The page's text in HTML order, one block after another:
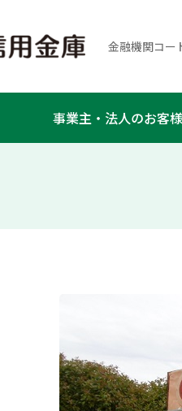
金融機関コー
事業主・法人のお客様